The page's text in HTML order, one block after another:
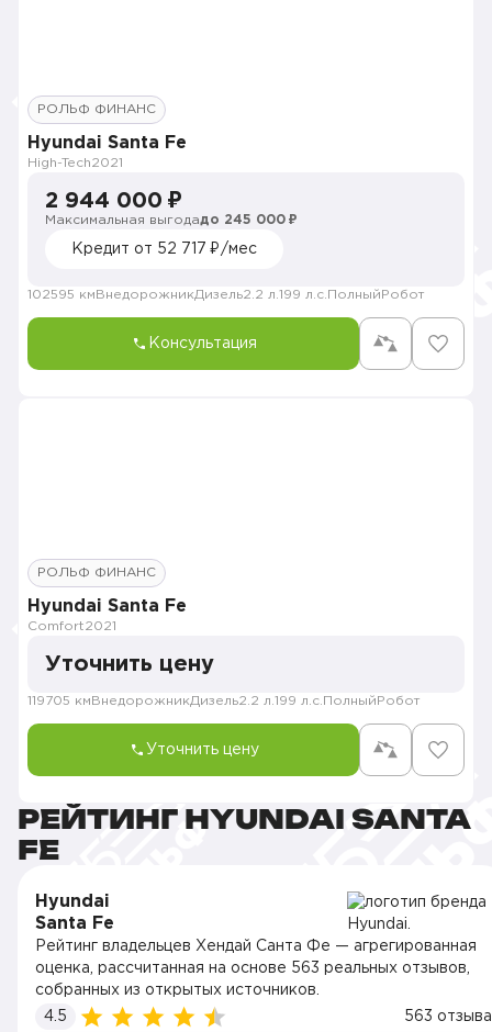
РОЛЬФ ФИНАНС
Hyundai Santa Fe
High-Tech2021
2 944 000 ₽
Максимальная выгодадо 245 000 ₽
Кредит от 52 717 ₽/мес
102595 км ВнедорожникДизель2.2 л. 199 л.с. Полный Робот
Консультация
РОЛЬФ ФИНАНС
Hyundai Santa Fe
Comfort2021
Уточнить цену
119705 км ВнедорожникДизель2.2 л. 199 л.с. Полный Робот
Уточнить цену
РЕЙТИНГ HYUNDAI SANTA
FE
Hyundai
Santa Fe
Рейтинг владельцев Хендай Санта Фе — агрегированная
оценка, рассчитанная на основе 563 реальных отзывов,
собранных из открытых источников.
4.5
563 отзыва